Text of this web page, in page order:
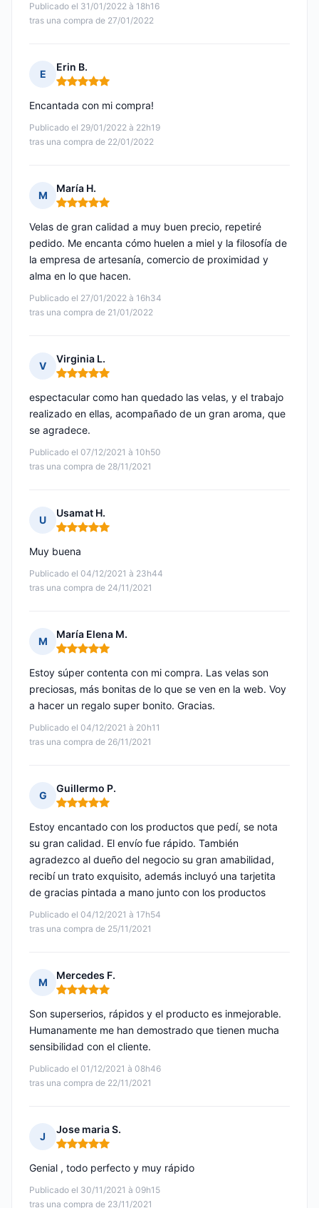
Publicado el 31/01/2022 à 18h16
tras una compra de 27/01/2022
E
Erin B.
Nota: 5 de 5
Publicado el 29/01/2022 à 22h19
tras una compra de 22/01/2022
Encantada con mi compra!
M
María H.
Nota: 5 de 5
Publicado el 27/01/2022 à 16h34
tras una compra de 21/01/2022
Velas de gran calidad a muy buen precio, repetiré
pedido. Me encanta cómo huelen a miel y la filosofía de
la empresa de artesanía, comercio de proximidad y
alma en lo que hacen.
V
Virginia L.
Nota: 5 de 5
Publicado el 07/12/2021 à 10h50
tras una compra de 28/11/2021
espectacular como han quedado las velas, y el trabajo
realizado en ellas, acompañado de un gran aroma, que
se agradece.
U
Usamat H.
Nota: 5 de 5
Publicado el 04/12/2021 à 23h44
tras una compra de 24/11/2021
Muy buena
M
María Elena M.
Nota: 5 de 5
Publicado el 04/12/2021 à 20h11
tras una compra de 26/11/2021
Estoy súper contenta con mi compra. Las velas son
preciosas, más bonitas de lo que se ven en la web. Voy
a hacer un regalo super bonito. Gracias.
G
Guillermo P.
Nota: 5 de 5
Publicado el 04/12/2021 à 17h54
tras una compra de 25/11/2021
Estoy encantado con los productos que pedí, se nota
su gran calidad. El envío fue rápido. También
agradezco al dueño del negocio su gran amabilidad,
recibí un trato exquisito, además incluyó una tarjetita
de gracias pintada a mano junto con los productos
M
Mercedes F.
Nota: 5 de 5
Publicado el 01/12/2021 à 08h46
tras una compra de 22/11/2021
Son superserios, rápidos y el producto es inmejorable.
Humanamente me han demostrado que tienen mucha
sensibilidad con el cliente.
J
Jose maria S.
Nota: 5 de 5
Publicado el 30/11/2021 à 09h15
tras una compra de 23/11/2021
Genial , todo perfecto y muy rápido